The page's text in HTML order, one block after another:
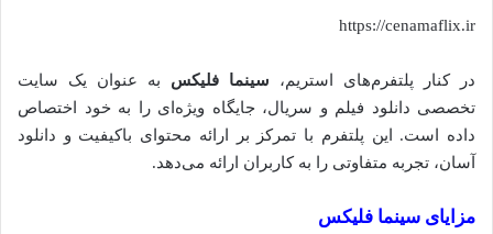
https://cenamaflix.ir
در کنار پلتفرم‌های استریم، سینما فلیکس به عنوان یک سایت
تخصصی دانلود فیلم و سریال، جایگاه ویژه‌ای را به خود اختصاص
داده است. این پلتفرم با تمرکز بر ارائه محتوای باکیفیت و دانلود
آسان، تجربه متفاوتی را به کاربران ارائه می‌دهد.
مزایای سینما فلیکس